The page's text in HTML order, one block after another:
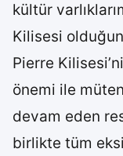
kültür
Kilisesi
Pierre
önemi ile
devam eden
birlikte tüm